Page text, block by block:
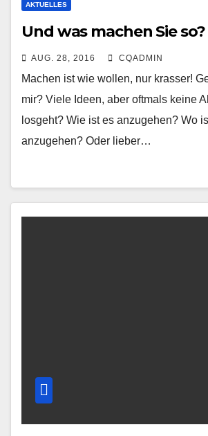
AKTUELLES
Und was machen Sie so?
AUG. 28, 2016 CQADMIN
Machen ist wie wollen, nur krasser!
mir? Viele Ideen, aber oftmals keine
losgeht? Wie ist es anzugehen? Wo
anzugehen? Oder lieber…